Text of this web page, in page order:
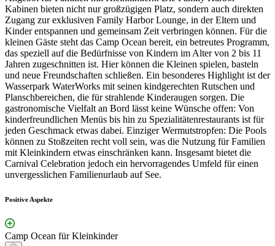
Kabinen bieten nicht nur großzügigen Platz, sondern auch direkten
Zugang zur exklusiven Family Harbor Lounge, in der Eltern und
Kinder entspannen und gemeinsam Zeit verbringen können. Für die
kleinen Gäste steht das Camp Ocean bereit, ein betreutes Programm,
das speziell auf die Bedürfnisse von Kindern im Alter von 2 bis 11
Jahren zugeschnitten ist. Hier können die Kleinen spielen, basteln
und neue Freundschaften schließen. Ein besonderes Highlight ist der
Wasserpark WaterWorks mit seinen kindgerechten Rutschen und
Planschbereichen, die für strahlende Kinderaugen sorgen. Die
gastronomische Vielfalt an Bord lässt keine Wünsche offen: Von
kinderfreundlichen Menüs bis hin zu Spezialitätenrestaurants ist für
jeden Geschmack etwas dabei. Einziger Wermutstropfen: Die Pools
können zu Stoßzeiten recht voll sein, was die Nutzung für Familien
mit Kleinkindern etwas einschränken kann. Insgesamt bietet die
Carnival Celebration jedoch ein hervorragendes Umfeld für einen
unvergesslichen Familienurlaub auf See.
Positive Aspekte
Camp Ocean für Kleinkinder